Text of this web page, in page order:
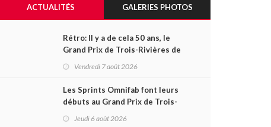
ACTUALITÉS GALERIES PHOTOS
Rétro: Il y a de cela 50 ans, le
Grand Prix de Trois-Rivières de
1976
Vendredi 7 août 2026
Les Sprints Omnifab font leurs
débuts au Grand Prix de Trois-
Rivières avec un format inspiré
Jeudi 6 août 2026